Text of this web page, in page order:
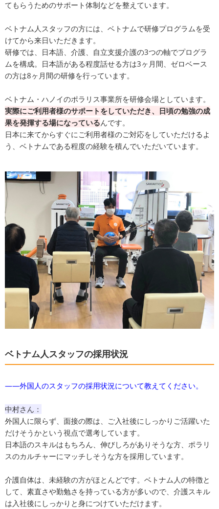
てもらうためのサポート体制などを整えています。
ベトナム人スタッフの方には、ベトナムで研修プログラムを受
けてから来日いただきます。
研修では、日本語、介護、自立支援介護の3つの軸でプログラ
ムを構成。日本語がある程度話せる方は3ヶ月間、ゼロベース
の方は8ヶ月間の研修を行っています。
ベトナム・ハノイのポラリス事業所を研修会場としています。
実際にご利用者様のサポートをしていただき、日頃の勉強の成
果を発揮する場になっているんです。
日本に来てからすぐにご利用者様のご対応をしていただけるよ
う、ベトナムである程度の経験を積んでいただいています。
ベトナム人スタッフの採用状況
――外国人のスタッフの採用状況について教えてください。
中村さん：
外国人に限らず、面接の際は、ご入社後にしっかりご活躍いた
だけそうかという視点で選考しています。
日本語のスキルはもちろん、伸びしろがありそうな方、ポラリ
スのカルチャーにマッチしそうな方を採用しています。
介護自体は、未経験の方がほとんどです。ベトナム人の特徴と
して、素直さや勤勉さを持っている方が多いので、介護スキル
は入社後にしっかりと身につけていただけます。